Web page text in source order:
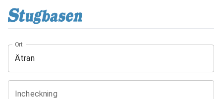
Ort
Incheckning